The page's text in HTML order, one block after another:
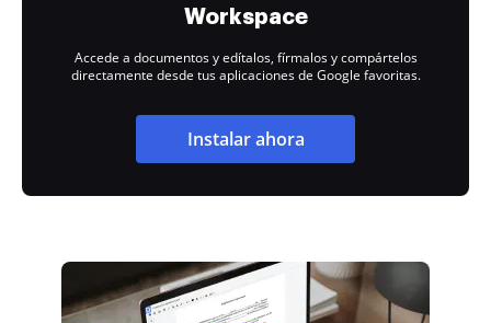
Workspace
Accede a documentos y edítalos, fírmalos y compártelos
directamente desde tus aplicaciones de Google favoritas.
Instalar ahora